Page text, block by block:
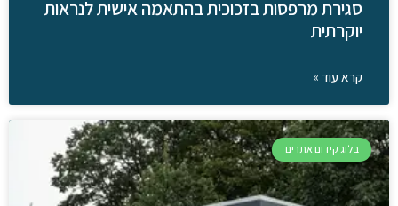
סגירת מרפסות בזכוכית בהתאמה אישית לנראות
יוקרתית
קרא עוד »
בלוג קידום אתרים